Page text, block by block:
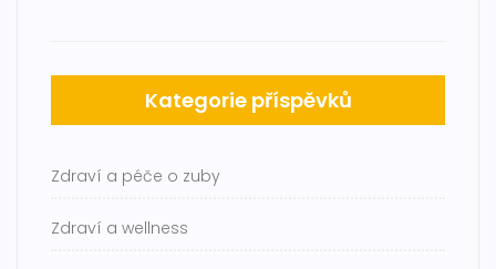
Kategorie příspěvků
Zdraví a péče o zuby
Zdraví a wellness